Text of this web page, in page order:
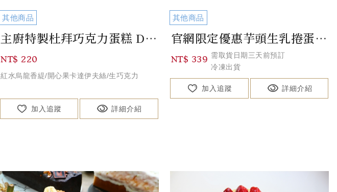
其他商品
主廚特製杜拜巧克力蛋糕 Dubai Pistachio Chocolate Ca...
紅水烏龍香緹/開心果卡達伊夫絲/生巧克力
NT$ 220
加入追蹤 詳細介紹
其他商品
官網限定優惠芋頭生乳捲蛋糕 Taro Fresh Cream Swiss Rol...
需取貨日期三天前預訂
冷凍出貨
NT$ 339
加入追蹤 詳細介紹